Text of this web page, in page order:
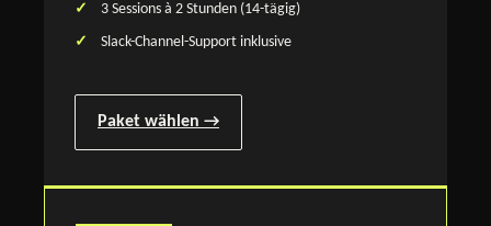
3 Sessions à 2 Stunden (14-tägig)
Slack-Channel-Support inklusive
Paket wählen →